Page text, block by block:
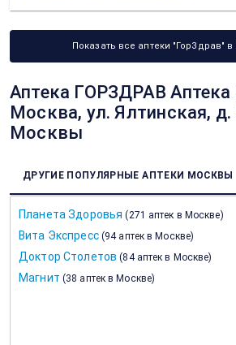
Показать все аптеки "ГорЗдрав"
Аптека ГОРЗДРАВ
Москва, ул. Ялтинская, д.
Москвы
ДРУГИЕ ПОПУЛЯРНЫЕ АПТЕКИ МОСКВЫ
Планета Здоровья (271 аптек в Москве)
Вита Экспресс (94 аптек в Москве)
Доктор Столетов (84 аптек в Москве)
Магнит (38 аптек в Москве)